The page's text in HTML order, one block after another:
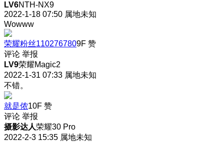
LV6NTH-NX9
2022-1-18 07:50 属地未知
Wowww
荣耀粉丝1102767809F 赞
评论 举报
LV9荣耀Magic2
2022-1-31 07:33 属地未知
不错。
就是侬10F 赞
评论 举报
摄影达人荣耀30 Pro
2022-2-3 15:35 属地未知